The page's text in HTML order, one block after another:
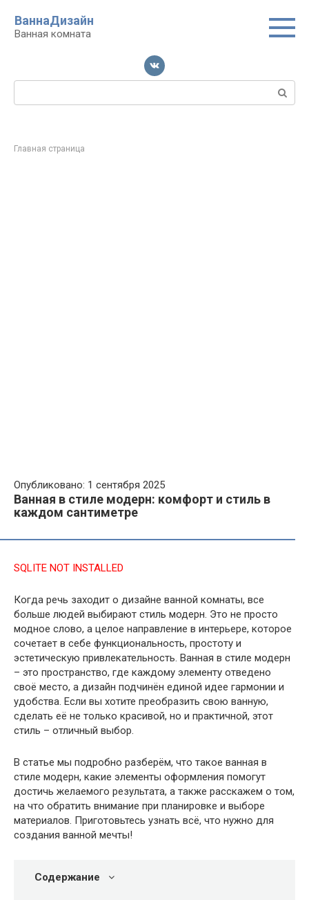
контенту
ВаннаДизайн
Ванная комната
Поиск:
Главная страница
Опубликовано: 1 сентября 2025
Ванная в стиле модерн: комфорт и стиль в
каждом сантиметре
SQLITE NOT INSTALLED
Когда речь заходит о дизайне ванной комнаты, все
больше людей выбирают стиль модерн. Это не просто
модное слово, а целое направление в интерьере, которое
сочетает в себе функциональность, простоту и
эстетическую привлекательность. Ванная в стиле модерн
– это пространство, где каждому элементу отведено
своё место, а дизайн подчинён единой идее гармонии и
удобства. Если вы хотите преобразить свою ванную,
сделать её не только красивой, но и практичной, этот
стиль – отличный выбор.
В статье мы подробно разберём, что такое ванная в
стиле модерн, какие элементы оформления помогут
достичь желаемого результата, а также расскажем о том,
на что обратить внимание при планировке и выборе
материалов. Приготовьтесь узнать всё, что нужно для
создания ванной мечты!
Содержание